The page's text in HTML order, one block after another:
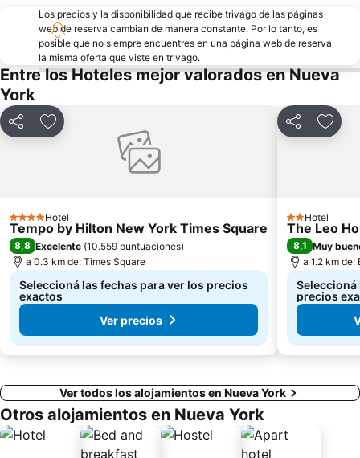
50th St Metro Station
47th Street Theatre
Central Park SummerStage
Manhattan Cruise Terminal
Javits Center
3rd Ave Metro Station
Bowery
Williamsburg
Tribeca
Aeropuerto LaGuardia
Los precios y la disponibilidad que recibe trivago de las páginas
web de reserva cambian de manera constante. Por lo tanto, es
posible que no siempre encuentres en una página web de reserva
la misma oferta que viste en trivago.
Entre los Hoteles mejor valorados en Nueva
York
CompartirAñadir a favoritos
4 Estrellas
Hotel
Tempo by Hilton New York Times Square
8,8 Excelente (10.559 puntuaciones)
a 0.3 km de: Times Square
Seleccioná las fechas para ver los precios
exactos
Ver precios
Compartir
2 Estrellas
Hotel
The Leo
8,1 Muy
a 1.2 km de:
Seleccioná
precios
Ver todos los alojamientos en Nueva York
Otros alojamientos en Nueva York